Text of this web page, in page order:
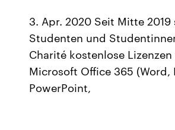
3. Apr. 2020 Seit Mitte 2019
Studenten und
Charité kostenlose
Microsoft Office 365 (Word,
PowerPoint,